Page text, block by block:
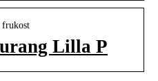
frukost
Lilla P